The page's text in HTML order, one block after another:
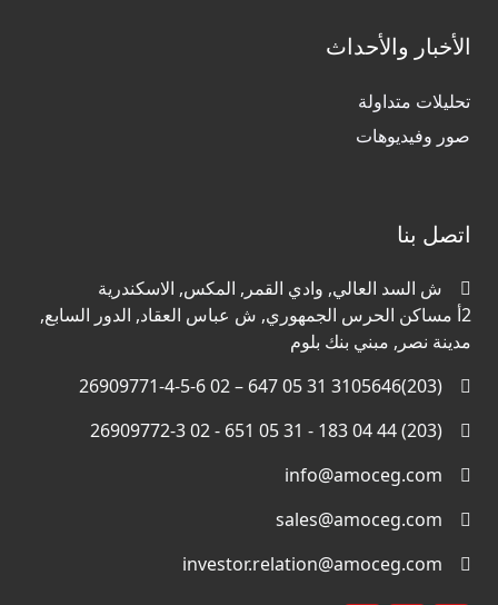
الأخبار والأحداث
تحليلات متداولة
صور وفيديوهات
اتصل بنا
ش السد العالي, وادي القمر, المكس, الاسكندرية
2أ مساكن الحرس الجمهوري, ش عباس العقاد, الدور السابع,
مدينة نصر, مبني بنك بلوم
(203)3105646 31 05 647 – 02 26909771-4-5-6
(203) 44 04 183 - 31 05 651 - 02 26909772-3
info@amoceg.com
sales@amoceg.com
investor.relation@amoceg.com